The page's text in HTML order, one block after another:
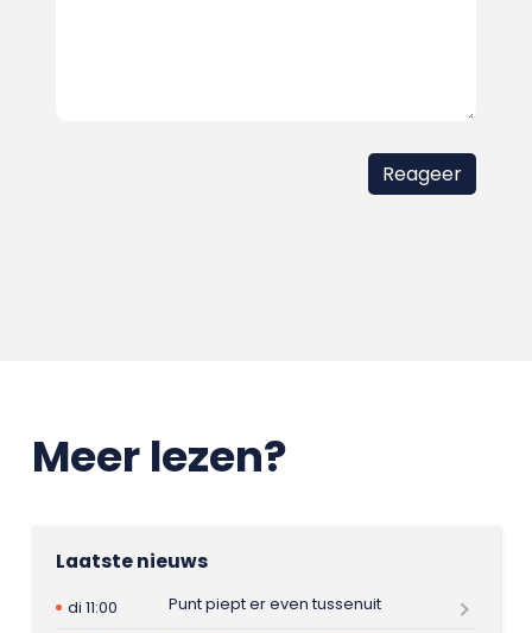
Meer lezen?
Laatste nieuws
di 11:00
Punt piept er even tussenuit